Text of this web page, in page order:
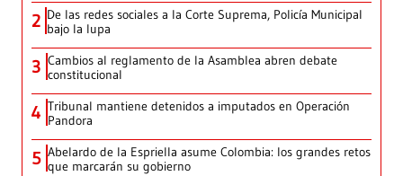
2 De las redes sociales a la Corte Suprema, Policía Municipal
bajo la lupa
3 Cambios al reglamento de la Asamblea abren debate
constitucional
4 Tribunal mantiene detenidos a imputados en Operación
Pandora
5 Abelardo de la Espriella asume Colombia: los grandes retos
que marcarán su gobierno